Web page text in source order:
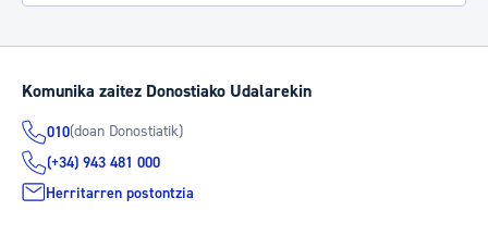
Komunika zaitez Donostiako Udalarekin
010(doan Donostiatik)
(+34) 943 481 000
Herritarren postontzia